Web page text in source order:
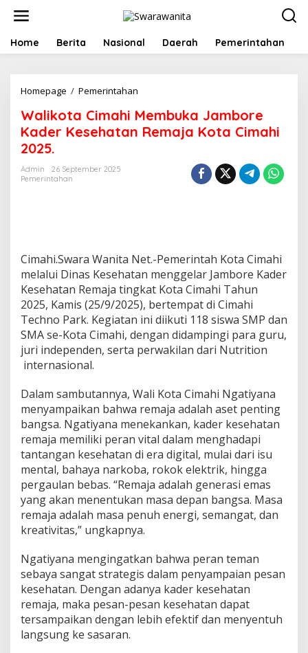
t
Home Berita Nasional Daerah Pemerintahan
Homepage / Pemerintahan
l
M
e
m
b
u
k
a
J
b
o
r
e
K
a
d
e
r
K
e
e
a
t
a
R
e
Walikota Cimahi Membuka Jambore
Kader Kesehatan Remaja Kota Cimahi
2025.
Admin
26 September 2025
Pemerintahan
Cimahi.Swara Wanita Net.-Pemerintah Kota Cimahi
melalui Dinas Kesehatan menggelar Jambore Kader
Kesehatan Remaja tingkat Kota Cimahi Tahun
2025, Kamis (25/9/2025), bertempat di Cimahi
Techno Park. Kegiatan ini diikuti 118 siswa SMP dan
SMA se-Kota Cimahi, dengan didampingi para guru,
juri independen, serta perwakilan dari Nutrition
internasional.
Dalam sambutannya, Wali Kota Cimahi Ngatiyana
menyampaikan bahwa remaja adalah aset penting
bangsa. Ngatiyana menekankan, kader kesehatan
remaja memiliki peran vital dalam menghadapi
tantangan kesehatan di era digital, mulai dari isu
mental, bahaya narkoba, rokok elektrik, hingga
pergaulan bebas. “Remaja adalah generasi emas
yang akan menentukan masa depan bangsa. Masa
remaja adalah masa penuh energi, semangat, dan
kreativitas,” ungkapnya.
Ngatiyana mengingatkan bahwa peran teman
sebaya sangat strategis dalam penyampaian pesan
kesehatan. Dengan adanya kader kesehatan
remaja, maka pesan-pesan kesehatan dapat
tersampaikan dengan lebih efektif dan menyentuh
langsung ke sasaran.